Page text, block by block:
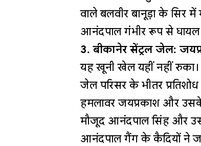
वाले बलवीर बानूड़ा के सिर
आनंदपाल गंभीर रूप से घायल
3. बीकानेर सेंट्रल जेल:
यह खूनी खेल यहीं नहीं रुका।
जेल परिसर के भीतर
हमलावर जयप्रकाश और उसके
मौजूद आनंदपाल सिंह और
आनंदपाल गैंग के कैदियों ने